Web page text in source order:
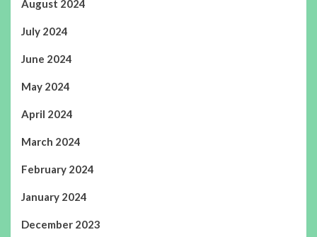
August 2024
July 2024
June 2024
May 2024
April 2024
March 2024
February 2024
January 2024
December 2023